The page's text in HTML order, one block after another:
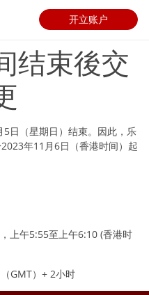
开立账户
结束後交
日（星期日）结束。因此，乐
年11月6日（香港时间）起
上午5:55至上午6:10 (香港时
GMT）+ 2小时